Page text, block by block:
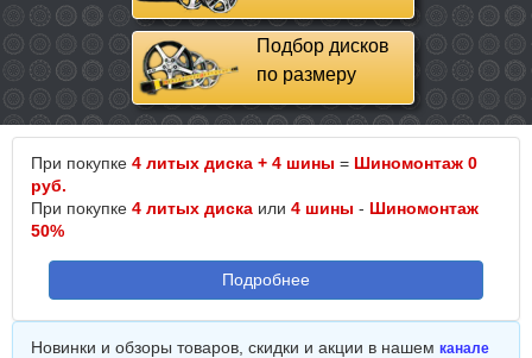
Подбор дисков
по размеру
При покупке 4 литых диска + 4 шины = Шиномонтаж 0
руб.
При покупке 4 литых диска или 4 шины - Шиномонтаж
50%
Подробнее
Новинки и обзоры товаров, скидки и акции в нашем канале